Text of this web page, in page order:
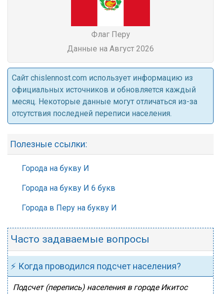
Флаг Перу
Данные на Август 2026
Cайт chislennost.com использует информацию из
официальных источников и обновляется каждый
месяц. Некоторые данные могут отличаться из-за
отсутствия последней переписи населения.
Полезные ссылки:
Города на букву И
Города на букву И 6 букв
Города в Перу на букву И
Часто задаваемые вопросы
⚡ Когда проводился подсчет населения?
Подсчет (перепись) населения в городе Икитос